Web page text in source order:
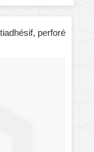
perforé